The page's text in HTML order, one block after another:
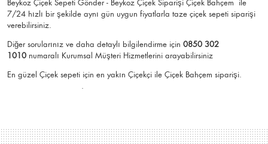
Beykoz Çiçek Sepeti Gönder - Beykoz Çiçek Siparişi Çiçek Bahçem ile
7/24 hızlı bir şekilde aynı gün uygun fiyatlarla taze çiçek sepeti siparişi
verebilirsiniz.
Diğer sorularınız ve daha detaylı bilgilendirme için 0850 302
1010 numaralı Kurumsal Müşteri Hizmetlerini arayabilirsiniz
En güzel Çiçek sepeti için en yakın Çiçekçi ile Çiçek Bahçem siparişi.
.